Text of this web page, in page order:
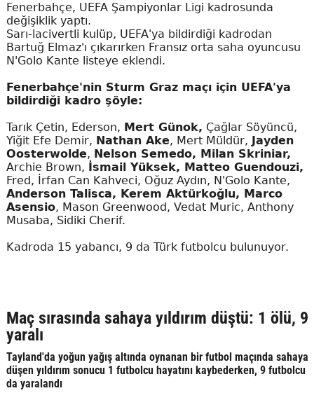
Fenerbahçe, UEFA Şampiyonlar Ligi kadrosunda
değişiklik yaptı.
Sarı-lacivertli kulüp, UEFA'ya bildirdiği kadrodan
Bartuğ Elmaz'ı çıkarırken Fransız orta saha oyuncusu
N'Golo Kante listeye eklendi.
Fenerbahçe'nin Sturm Graz maçı için UEFA'ya
bildirdiği kadro şöyle:
Tarık Çetin, Ederson, Mert Günok, Çağlar Söyüncü,
Yiğit Efe Demir, Nathan Ake, Mert Müldür,
Jayden
Oosterwolde, Nelson Semedo, Milan Skriniar,
Archie Brown,
İsmail Yüksek, Matteo Guendouzi,
Fred, İrfan Can Kahveci, Oğuz Aydın, N'Golo Kante,
Anderson Talisca, Kerem Aktürkoğlu, Marco
Asensio, Mason Greenwood, Vedat Muric, Anthony
Musaba, Sidiki Cherif.
Kadroda 15 yabancı, 9 da Türk futbolcu bulunuyor.
Maç sırasında sahaya yıldırım düştü: 1 ölü, 9
yaralı
Tayland'da yoğun yağış altında oynanan bir futbol maçında sahaya
düşen yıldırım sonucu 1 futbolcu hayatını kaybederken, 9 futbolcu
da yaralandı